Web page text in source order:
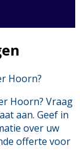
Hoorn?
Hoorn? Vraag
aan. Geef in
over uw
offerte voor